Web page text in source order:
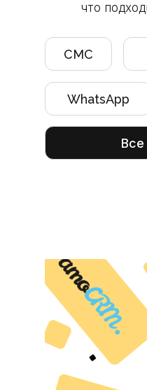
что
Все
СМС
WhatsApp